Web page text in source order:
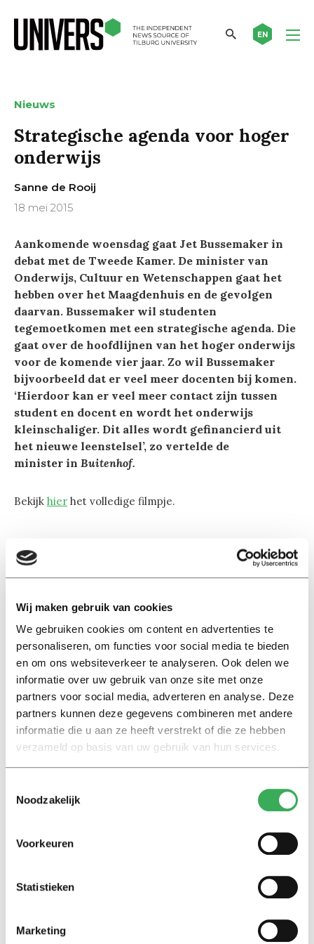
Wij maken gebruik van cookies
We gebruiken cookies om content en advertenties te
personaliseren, om functies voor social media te bieden
en om ons websiteverkeer te analyseren. Ook delen we
informatie over uw gebruik van onze site met onze
partners voor social media, adverteren en analyse. Deze
partners kunnen deze gegevens combineren met andere
informatie die u aan ze heeft verstrekt of die ze hebben
verzameld op basis van uw gebruik van hun services.
Noodzakelijk
Voorkeuren
Statistieken
Marketing
EN
Nieuws
Strategische agenda voor hoger
onderwijs
Sanne de Rooij
18 mei 2015
Aankomende woensdag gaat Jet Bussemaker in
debat met de Tweede Kamer. De minister van
Onderwijs, Cultuur en Wetenschappen gaat het
hebben over het Maagdenhuis en de gevolgen
daarvan. Bussemaker wil studenten
tegemoetkomen met een strategische agenda. Die
gaat over de hoofdlijnen van het hoger onderwijs
voor de komende vier jaar. Zo wil Bussemaker
bijvoorbeeld dat er veel meer docenten bij komen.
‘Hierdoor kan er veel meer contact zijn tussen
student en docent en wordt het onderwijs
kleinschaliger. Dit alles wordt gefinancierd uit
het nieuwe leenstelsel’, zo vertelde de
minister in Buitenhof.
Bekijk hier het volledige filmpje.
Lees ook
Interview
Marion Koopmans over online
bedreigingen en desinformatie:
‘Wetenschappers, kom die
ivoren toren uit’
Hunger Game: ‘Ik schrok, we
studenten de tentamenperiode